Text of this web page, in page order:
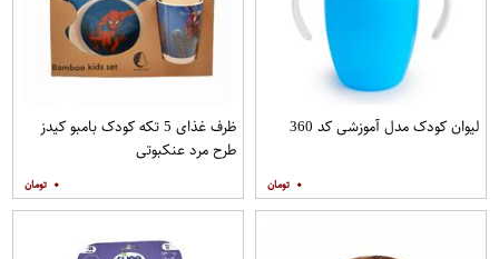
لیوان کودک مدل آموزشی کد 360
۰
ظرف غذای 5 تکه کودک بامبو کیدز
طرح مرد عنکبوتی
۰